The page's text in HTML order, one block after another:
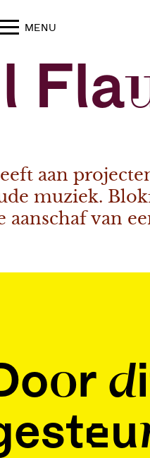
MENU
Il
aan
muziek.
aanschaf van